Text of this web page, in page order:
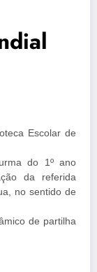
Escolar de
do 1º ano
da referida
no sentido de
de partilha